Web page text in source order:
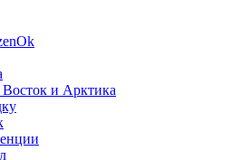
Ok
и Арктика